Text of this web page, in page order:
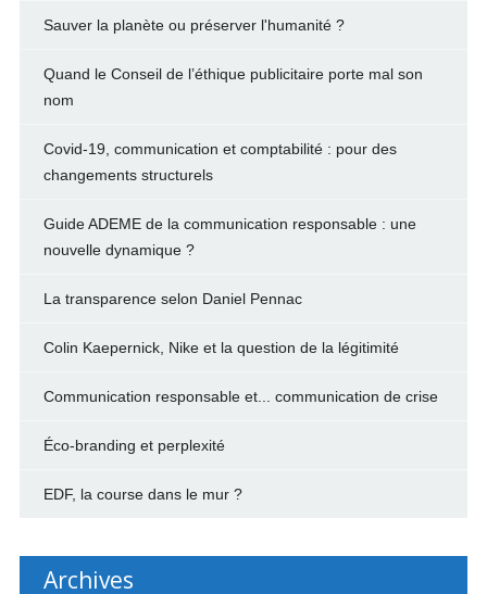
Sauver la planète ou préserver l'humanité ?
Quand le Conseil de l’éthique publicitaire porte mal son
nom
Covid-19, communication et comptabilité : pour des
changements structurels
Guide ADEME de la communication responsable : une
nouvelle dynamique ?
La transparence selon Daniel Pennac
Colin Kaepernick, Nike et la question de la légitimité
Communication responsable et... communication de crise
Éco-branding et perplexité
EDF, la course dans le mur ?
Archives